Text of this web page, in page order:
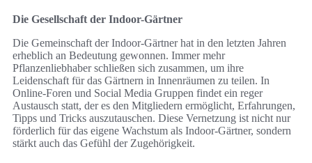
Die Gesellschaft der Indoor-Gärtner
Die Gemeinschaft der Indoor-Gärtner hat in den letzten Jahren
erheblich an Bedeutung gewonnen. Immer mehr
Pflanzenliebhaber schließen sich zusammen, um ihre
Leidenschaft für das Gärtnern in Innenräumen zu teilen. In
Online-Foren und Social Media Gruppen findet ein reger
Austausch statt, der es den Mitgliedern ermöglicht, Erfahrungen,
Tipps und Tricks auszutauschen. Diese Vernetzung ist nicht nur
förderlich für das eigene Wachstum als Indoor-Gärtner, sondern
stärkt auch das Gefühl der Zugehörigkeit.